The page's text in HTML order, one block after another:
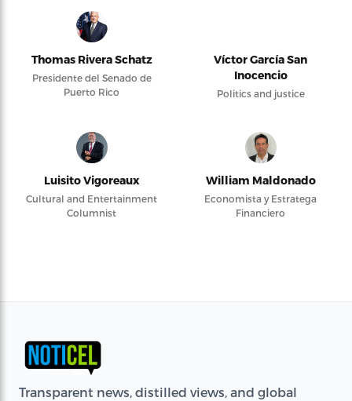
Thomas Rivera Schatz
Presidente del Senado de
Puerto Rico
Víctor García San
Inocencio
Politics and justice
Luisito Vigoreaux
Cultural and Entertainment
Columnist
William Maldonado
Economista y Estratega
Financiero
Transparent news, distilled views, and global